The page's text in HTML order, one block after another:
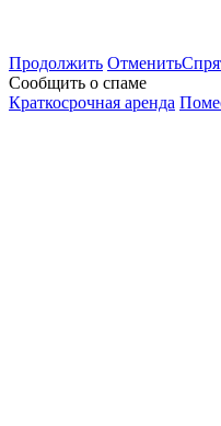
Продолжить Отменить
Сообщить о спаме
Краткосрочная аренда